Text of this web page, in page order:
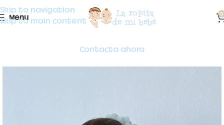
Skip to navigation
Skip to main content
Menu 0
Contacta ahora